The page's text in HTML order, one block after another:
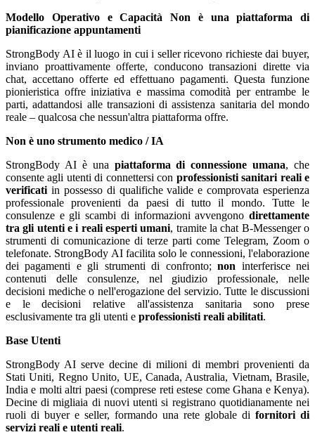
Modello Operativo e Capacità
Non è una piattaforma di
pianificazione appuntamenti
StrongBody AI è il luogo in cui i seller ricevono richieste dai buyer,
inviano proattivamente offerte, conducono transazioni dirette via
chat, accettano offerte ed effettuano pagamenti. Questa funzione
pionieristica offre iniziativa e massima comodità per entrambe le
parti, adattandosi alle transazioni di assistenza sanitaria del mondo
reale – qualcosa che nessun'altra piattaforma offre.
Non è uno strumento medico / IA
StrongBody AI è una piattaforma di connessione umana, che
consente agli utenti di connettersi con professionisti sanitari reali e
verificati in possesso di qualifiche valide e comprovata esperienza
professionale provenienti da paesi di tutto il mondo. Tutte le
consulenze e gli scambi di informazioni avvengono direttamente
tra gli utenti e i reali esperti umani, tramite la chat B-Messenger o
strumenti di comunicazione di terze parti come Telegram, Zoom o
telefonate. StrongBody AI facilita solo le connessioni, l'elaborazione
dei pagamenti e gli strumenti di confronto;non interferisce nei
contenuti delle consulenze, nel giudizio professionale, nelle
decisioni mediche o nell'erogazione del servizio. Tutte le discussioni
e le decisioni relative all'assistenza sanitaria sono prese
esclusivamente tra gli utenti e professionisti reali abilitati.
Base Utenti
StrongBody AI serve decine di milioni di membri provenienti da
Stati Uniti, Regno Unito, UE, Canada, Australia, Vietnam, Brasile,
India e molti altri paesi (comprese reti estese come Ghana e Kenya).
Decine di migliaia di nuovi utenti si registrano quotidianamente nei
ruoli di buyer e seller, formando una rete globale di fornitori di
servizi reali e utenti reali.